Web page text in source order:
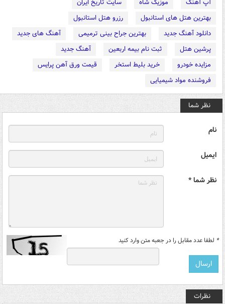
آپ آهنگ موزیک شاه
سایت تاریخ ایران
بهترین هتل های استانبول
رزرو هتل استانبول
دانلود آهنگ جدید
بهترین جراح بینی ترمیمی
آهنگ های جدید
پرشین هتل
ثبت نام بیمه اربعین
آهنگ جدید
مزایده خودرو
خرید بلیط استخر
قیمت ورق آهن پرایس
فروشنده مواد شیمیایی
نظر شما
نام
ایمیل
نظر شما *
* لطفا عدد مقابل را در جعبه متن وارد کنید
نظرات